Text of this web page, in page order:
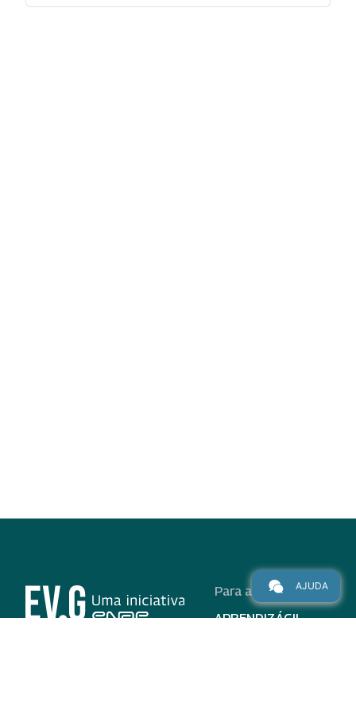
Para alunos
APRENDIZÁGIL
AJUDA